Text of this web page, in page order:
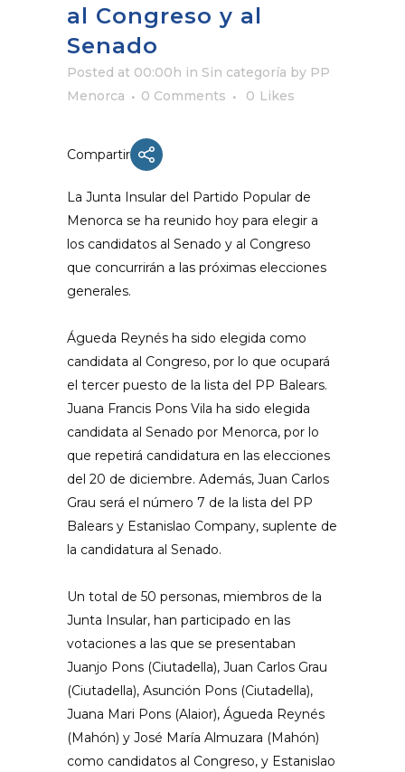
al Congreso y al
Senado
Posted at 00:00h in Sin categoría by PP
Menorca
0 Comments 0 Likes
Compartir
La Junta Insular del Partido Popular de
Menorca se ha reunido hoy para elegir a
los candidatos al Senado y al Congreso
que concurrirán a las próximas elecciones
generales.
Águeda Reynés ha sido elegida como
candidata al Congreso, por lo que ocupará
el tercer puesto de la lista del PP Balears.
Juana Francis Pons Vila ha sido elegida
candidata al Senado por Menorca, por lo
que repetirá candidatura en las elecciones
del 20 de diciembre. Además, Juan Carlos
Grau será el número 7 de la lista del PP
Balears y Estanislao Company, suplente de
la candidatura al Senado.
Un total de 50 personas, miembros de la
Junta Insular, han participado en las
votaciones a las que se presentaban
Juanjo Pons (Ciutadella), Juan Carlos Grau
(Ciutadella), Asunción Pons (Ciutadella),
Juana Mari Pons (Alaior), Águeda Reynés
(Mahón) y José María Almuzara (Mahón)
como candidatos al Congreso, y Estanislao